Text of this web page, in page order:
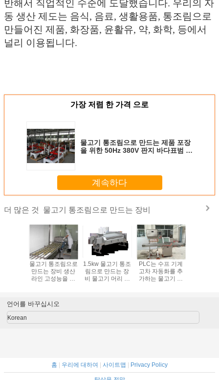
반해서 직업적인 수준에 도달했습니다. 우리의 자
동 생산 제도는 음식, 음료, 생활용품, 통조림으로
만들어진 제품, 화장품, 윤활유, 약, 화학, 등에서
널리 이용됩니다.
가장 저렴 한 가격 으로
물고기 통조림으로 만드는 제품 포장
을 위한 50Hz 380V 판지 바다표범 어
계속하다
더 많은 것 물고기 통조림으로 만드는 장비
물고기 통조림으로
만드는 장비 생산
라인 고성능을 가
1.5kw 물고기 통조
림으로 만드는 장
비 물고기 머리 절
PLC는 수프 기계
고차 자동화를 추
가하는 물고기 통
언어를 바꾸십시오
Korean
홈 우리에 대하여 사이트맵 Privacy Policy